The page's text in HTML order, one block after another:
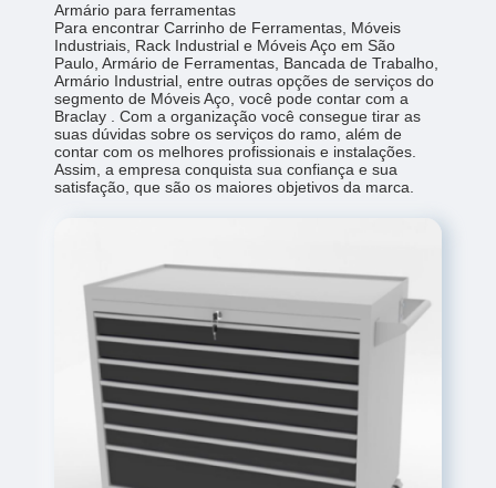
Armário para ferramentas
Para encontrar Carrinho de Ferramentas, Móveis
Industriais, Rack Industrial e Móveis Aço em São
Paulo, Armário de Ferramentas, Bancada de Trabalho,
Armário Industrial, entre outras opções de serviços do
segmento de Móveis Aço, você pode contar com a
Braclay . Com a organização você consegue tirar as
suas dúvidas sobre os serviços do ramo, além de
contar com os melhores profissionais e instalações.
Assim, a empresa conquista sua confiança e sua
satisfação, que são os maiores objetivos da marca.